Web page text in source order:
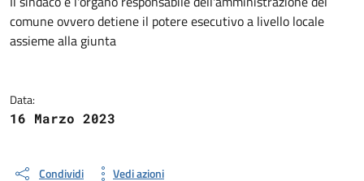
comune ovvero detiene il potere esecutivo a livello locale
assieme alla giunta
Data:
16 Marzo 2023
Condividi Vedi azioni